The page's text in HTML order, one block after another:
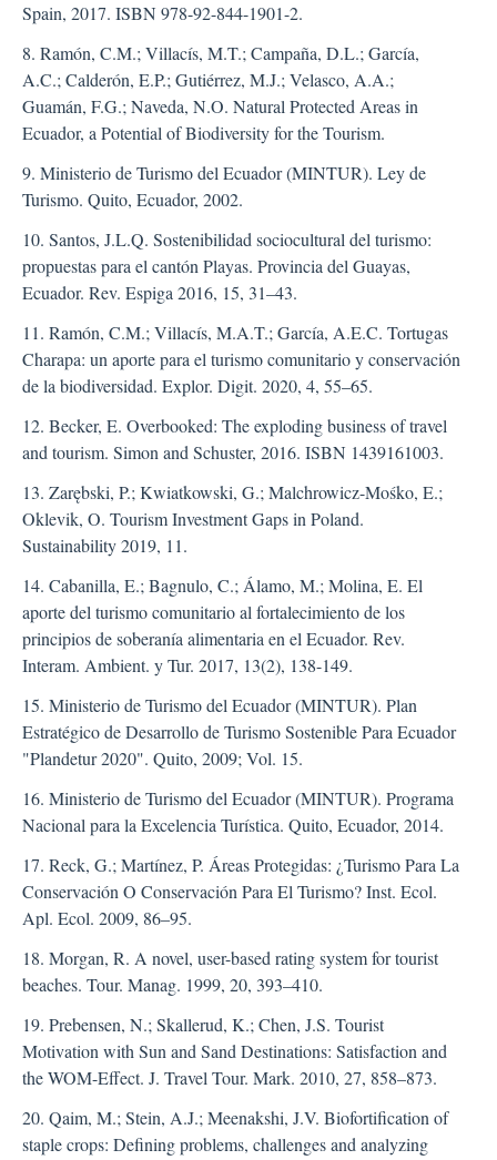
Spain, 2017. ISBN 978-92-844-1901-2.
8. Ramón, C.M.; Villacís, M.T.; Campaña, D.L.; García,
A.C.; Calderón, E.P.; Gutiérrez, M.J.; Velasco, A.A.;
Guamán, F.G.; Naveda, N.O. Natural Protected Areas in
Ecuador, a Potential of Biodiversity for the Tourism.
9. Ministerio de Turismo del Ecuador (MINTUR). Ley de
Turismo. Quito, Ecuador, 2002.
10. Santos, J.L.Q. Sostenibilidad sociocultural del turismo:
propuestas para el cantón Playas. Provincia del Guayas,
Ecuador. Rev. Espiga 2016, 15, 31–43.
11. Ramón, C.M.; Villacís, M.A.T.; García, A.E.C. Tortugas
Charapa: un aporte para el turismo comunitario y conservación
de la biodiversidad. Explor. Digit. 2020, 4, 55–65.
12. Becker, E. Overbooked: The exploding business of travel
and tourism. Simon and Schuster, 2016. ISBN 1439161003.
13. Zarębski, P.; Kwiatkowski, G.; Malchrowicz-Mośko, E.;
Oklevik, O. Tourism Investment Gaps in Poland.
Sustainability 2019, 11.
14. Cabanilla, E.; Bagnulo, C.; Álamo, M.; Molina, E. El
aporte del turismo comunitario al fortalecimiento de los
principios de soberanía alimentaria en el Ecuador. Rev.
Interam. Ambient. y Tur. 2017, 13(2), 138-149.
15. Ministerio de Turismo del Ecuador (MINTUR). Plan
Estratégico de Desarrollo de Turismo Sostenible Para Ecuador
"Plandetur 2020". Quito, 2009; Vol. 15.
16. Ministerio de Turismo del Ecuador (MINTUR). Programa
Nacional para la Excelencia Turística. Quito, Ecuador, 2014.
17. Reck, G.; Martínez, P. Áreas Protegidas: ¿Turismo Para La
Conservación O Conservación Para El Turismo? Inst. Ecol.
Apl. Ecol. 2009, 86–95.
18. Morgan, R. A novel, user-based rating system for tourist
beaches. Tour. Manag. 1999, 20, 393–410.
19. Prebensen, N.; Skallerud, K.; Chen, J.S. Tourist
Motivation with Sun and Sand Destinations: Satisfaction and
the WOM-Effect. J. Travel Tour. Mark. 2010, 27, 858–873.
20. Qaim, M.; Stein, A.J.; Meenakshi, J.V. Biofortification of
staple crops: Defining problems, challenges and analyzing